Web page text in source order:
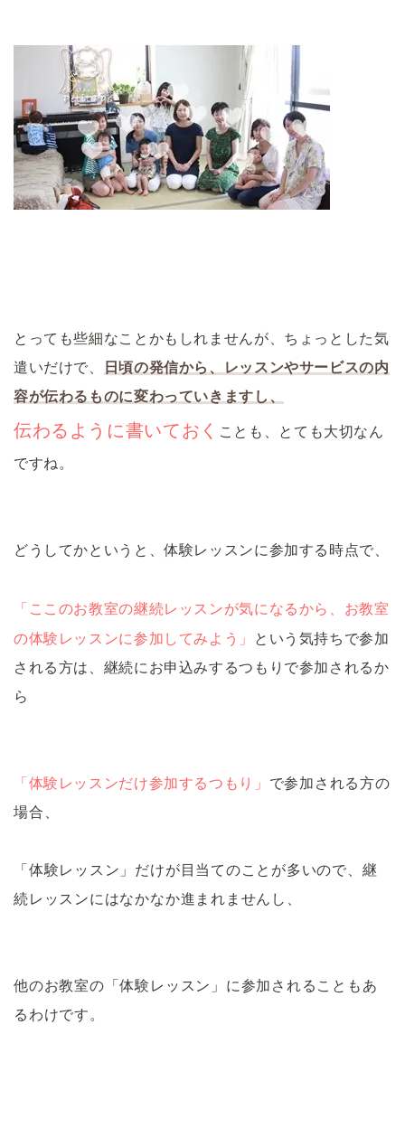
とっても些細なことかもしれませんが、ちょっとした気
遣いだけで、
日頃の発信から、レッスンやサービスの内
容が伝わるものに変わっていきますし、
伝わるように書いておく ことも、とても大切なん
ですね。
どうしてかというと、体験レッスンに参加する時点で、
「ここのお教室の継続レッスンが気になるから、お教室
の体験レッスンに参加してみよう」
という気持ちで参加
される方は、継続にお申込みするつもりで参加されるか
ら
「体験レッスンだけ参加するつもり」 で参加される方の
場合、
「体験レッスン」だけが目当てのことが多いので、継
続レッスンにはなかなか進まれませんし、
他のお教室の「体験レッスン」に参加されることもあ
るわけです。